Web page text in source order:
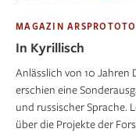
MAGAZIN ARSPROTOTO
In Kyrillisch
Anlässlich von 10 Jahren
erschien eine
und russischer Sprache.
über die Projekte der